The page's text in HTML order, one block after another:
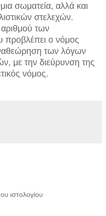
σωματεία, αλλά και
στελεχών.
των
προβλέπει ο νόμος
των λόγων
με την διεύρυνση της
νόμος.
ιστολογίου